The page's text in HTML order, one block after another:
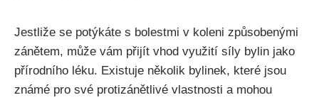
Jestliže se⁣ potýkáte s bolestmi v koleni způsobenými
zánětem,⁤ může vám přijít vhod využití síly bylin jako
přírodního léku. Existuje⁢ několik bylinek, které jsou
známé pro‌ své protizánětlivé vlastnosti a mohou